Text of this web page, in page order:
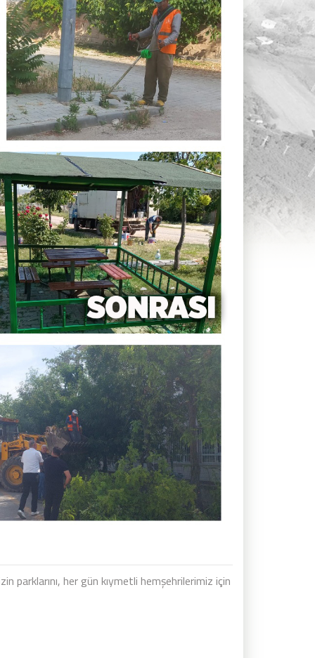
parklarını, her gün kıymetli hemşehrilerimiz için